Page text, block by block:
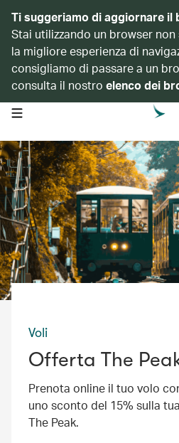
Ti suggeriamo di aggiornare il
Stai utilizzando un browser
la migliore esperienza di
consigliamo di passare a un
consulta il nostro elenco dei
open navigation menu
Voli
Offerta The
Prenota online il tuo volo
uno sconto del 15% sulla
The Peak.